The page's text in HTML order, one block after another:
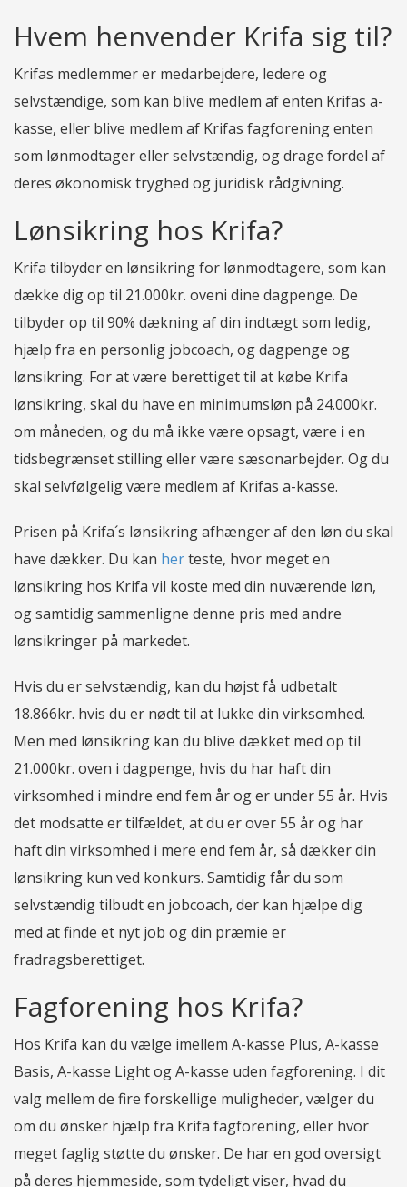
Hvem henvender Krifa sig til?
Krifas medlemmer er medarbejdere, ledere og
selvstændige, som kan blive medlem af enten Krifas a-
kasse, eller blive medlem af Krifas fagforening enten
som lønmodtager eller selvstændig, og drage fordel af
deres økonomisk tryghed og juridisk rådgivning.
Lønsikring hos Krifa?
Krifa tilbyder en lønsikring for lønmodtagere, som kan
dække dig op til 21.000kr. oveni dine dagpenge. De
tilbyder op til 90% dækning af din indtægt som ledig,
hjælp fra en personlig jobcoach, og dagpenge og
lønsikring. For at være berettiget til at købe Krifa
lønsikring, skal du have en minimumsløn på 24.000kr.
om måneden, og du må ikke være opsagt, være i en
tidsbegrænset stilling eller være sæsonarbejder. Og du
skal selvfølgelig være medlem af Krifas a-kasse.
Prisen på Krifa´s lønsikring afhænger af den løn du skal
have dækker. Du kan herteste, hvor meget en
lønsikring hos Krifa vil koste med din nuværende løn,
og samtidig sammenligne denne pris med andre
lønsikringer på markedet.
Hvis du er selvstændig, kan du højst få udbetalt
18.866kr. hvis du er nødt til at lukke din virksomhed.
Men med lønsikring kan du blive dækket med op til
21.000kr. oven i dagpenge, hvis du har haft din
virksomhed i mindre end fem år og er under 55 år. Hvis
det modsatte er tilfældet, at du er over 55 år og har
haft din virksomhed i mere end fem år, så dækker din
lønsikring kun ved konkurs. Samtidig får du som
selvstændig tilbudt en jobcoach, der kan hjælpe dig
med at finde et nyt job og din præmie er
fradragsberettiget.
Fagforening hos Krifa?
Hos Krifa kan du vælge imellem A-kasse Plus, A-kasse
Basis, A-kasse Light og A-kasse uden fagforening. I dit
valg mellem de fire forskellige muligheder, vælger du
om du ønsker hjælp fra Krifa fagforening, eller hvor
meget faglig støtte du ønsker. De har en god oversigt
på deres hjemmeside, som tydeligt viser, hvad du